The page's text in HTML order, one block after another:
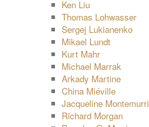
Ken Liu
Thomas Lohwasser
Sergej Lukianenko
Mikael Lundt
Kurt Mahr
Michael Marrak
Arkady Martine
China Miéville
Jacqueline Montemurri
Richard Morgan